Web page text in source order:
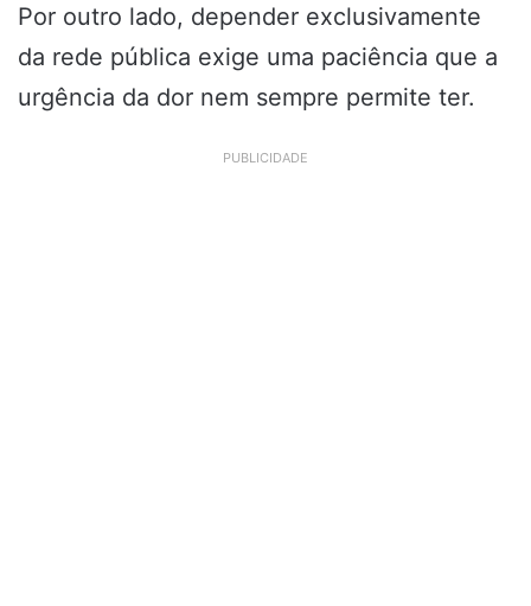
Por outro lado, depender exclusivamente
da rede pública exige uma paciência que a
urgência da dor nem sempre permite ter.
PUBLICIDADE